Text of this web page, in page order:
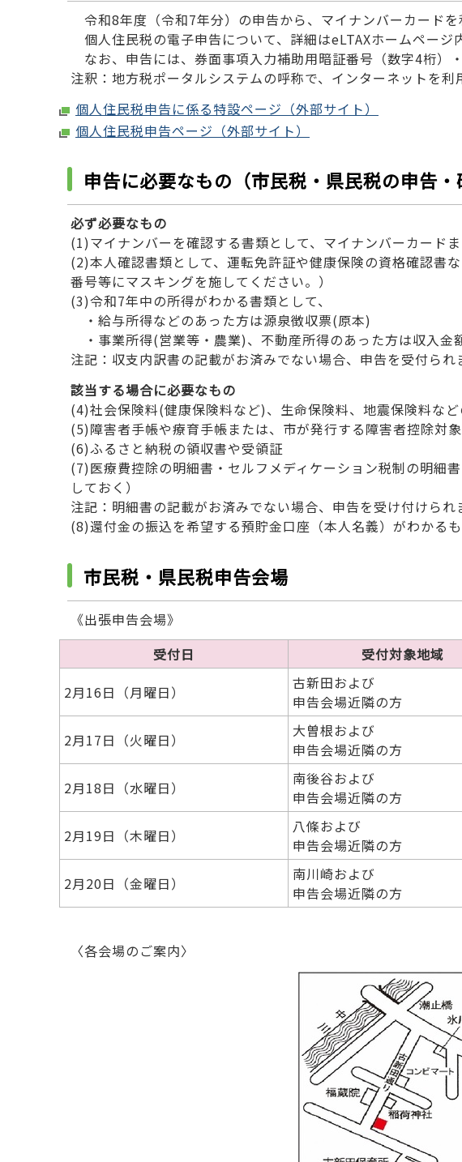
令和8年度（令和7年分）の申告から、マイナンバーカード
個人住民税の電子申告について、詳細はeLTAXホームページ
なお、申告には、券面事項入力補助用暗証番号（数字4桁）
注釈：地方税ポータルシステムの呼称で、インターネットを
個人住民税申告に係る特設ページ（外部サイト）
個人住民税申告ページ（外部サイト）
申告に必要なもの（市民税・県民税の申告・
必ず必要なもの
(1)マイナンバーを確認する書類として、マイナンバーカード
(2)本人確認書類として、運転免許証や健康保険の資格確認書
番号等にマスキングを施してください。）
(3)令和7年中の所得がわかる書類として、
・給与所得などのあった方は源泉徴収票(原本)
・事業所得(営業等・農業)、不動産所得のあった方は収入金
注記：収支内訳書の記載がお済みでない場合、申告を受付られ
該当する場合に必要なもの
(4)社会保険料(健康保険料など)、生命保険料、地震保険料な
(5)障害者手帳や療育手帳または、市が発行する障害者控除対
(6)ふるさと納税の領収書や受領証
(7)医療費控除の明細書・セルフメディケーション税制の明細
しておく）
注記：明細書の記載がお済みでない場合、申告を受け付けられ
(8)還付金の振込を希望する預貯金口座（本人名義）がわかる
市民税・県民税申告会場
《出張申告会場》
受付日
受付対象地域
2月16日（月曜日）
古新田および
申告会場近隣の方
2月17日（火曜日）
大曽根および
申告会場近隣の方
2月18日（水曜日）
南後谷および
申告会場近隣の方
2月19日（木曜日）
八條および
申告会場近隣の方
2月20日（金曜日）
南川崎および
申告会場近隣の方
〈各会場のご案内〉